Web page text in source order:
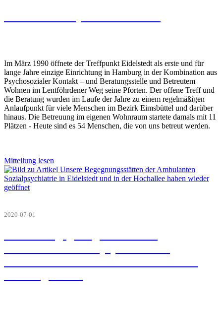
Im März 1990 öffnete der Treffpunkt Eidelstedt als erste und für
lange Jahre einzige Einrichtung in Hamburg in der Kombination aus
Psychosozialer Kontakt – und Beratungsstelle und Betreutem
Wohnen im Lentföhrdener Weg seine Pforten. Der offene Treff und
die Beratung wurden im Laufe der Jahre zu einem regelmäßigen
Anlaufpunkt für viele Menschen im Bezirk Eimsbüttel und darüber
hinaus. Die Betreuung im eigenen Wohnraum startete damals mit 11
Plätzen - Heute sind es 54 Menschen, die von uns betreut werden.
Mitteilung lesen
2020-07-01